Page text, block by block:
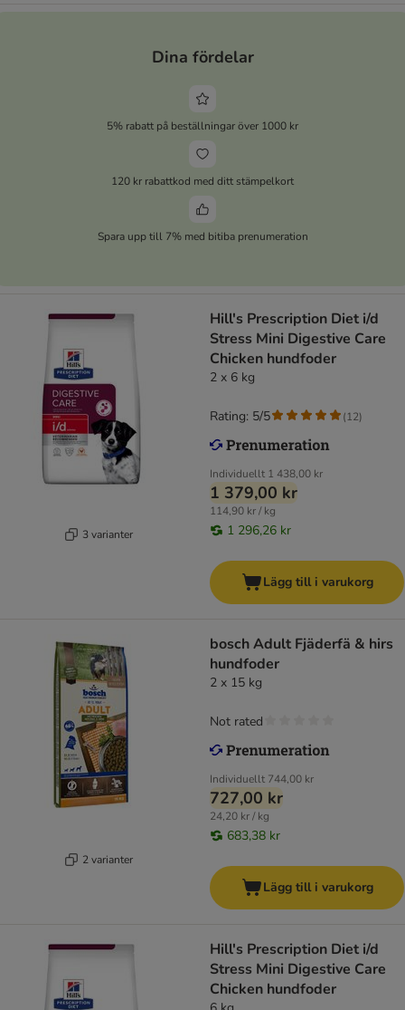
Dina fördelar
5% rabatt på beställningar över 1000 kr
120 kr rabattkod med ditt stämpelkort
Spara upp till 7% med bitiba prenumeration
3 varianter
Hill's Prescription Diet i/d
Stress Mini Digestive Care
Chicken hundfoder
2 x 6 kg
Individuellt 1 438,00 kr
1 379,00 kr
114,90 kr / kg
1 296,26 kr
Rating: 5/5 (12)
Lägg till i varukorg
2 varianter
bosch Adult Fjäderfä & hirs
hundfoder
2 x 15 kg
Individuellt 744,00 kr
727,00 kr
24,20 kr / kg
683,38 kr
Not rated
Lägg till i varukorg
Hill's Prescription Diet i/d
Stress Mini Digestive Care
Chicken hundfoder